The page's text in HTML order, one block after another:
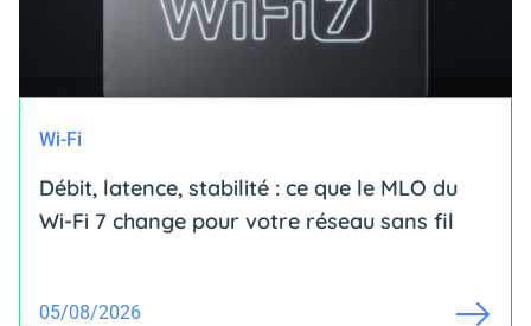
Wi-Fi
Débit, latence, stabilité : ce que le MLO du
Wi-Fi 7 change pour votre réseau sans fil
05/08/2026